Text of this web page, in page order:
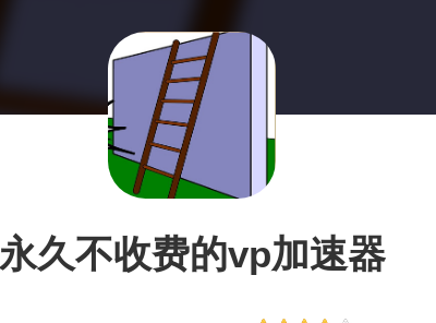
永久不收费的vp加速器